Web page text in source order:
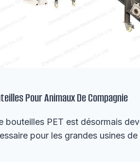
Pour Animaux De Compagnie
bouteilles PET est désormais
pour les grandes usines